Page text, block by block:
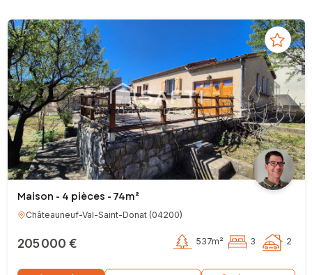
Maison - 4 pièces - 74m²
Châteauneuf-Val-Saint-Donat(04200)
205 000 € 537m² 3 2